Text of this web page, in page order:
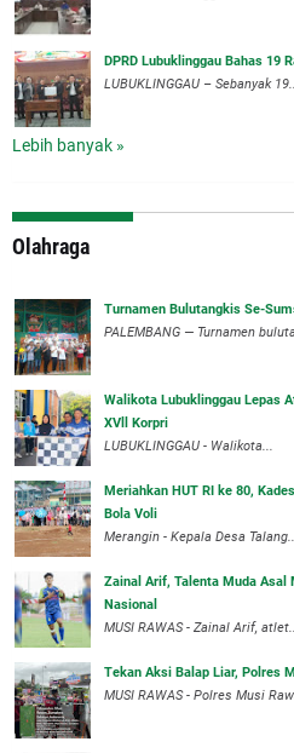
DPRD Lubuklinggau Bahas 19
LUBUKLINGGAU – Sebanyak
Lebih banyak »
Olahraga
Turnamen Bulutangkis Se-
PALEMBANG — Turnamen
Walikota Lubuklinggau Lepas
XVll Korpri
LUBUKLINGGAU - Walikota...
Meriahkan HUT RI ke 80,
Bola Voli
Merangin - Kepala Desa
Zainal Arif, Talenta Muda Asal
Nasional
MUSI RAWAS - Zainal Arif,
Tekan Aksi Balap Liar, Polres
MUSI RAWAS - Polres Musi